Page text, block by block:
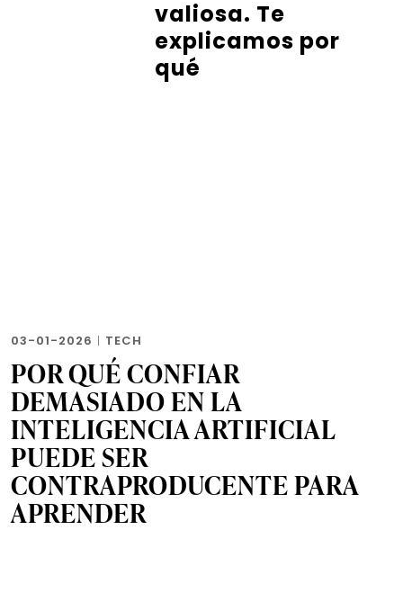
valiosa. Te
explicamos por
qué
03-01-2026 | TECH
POR QUÉ CONFIAR
DEMASIADO EN LA
INTELIGENCIA ARTIFICIAL
PUEDE SER
CONTRAPRODUCENTE PARA
APRENDER